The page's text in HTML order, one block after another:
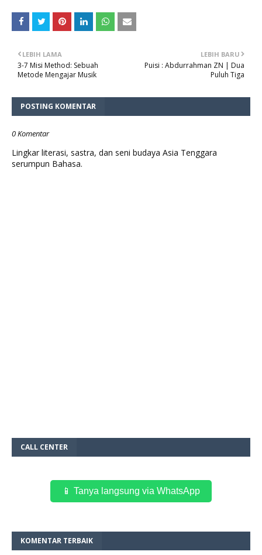
LEBIH BARU
Puisi : Abdurrahman ZN | Dua
Puluh Tiga
LEBIH LAMA
3-7 Misi Method: Sebuah
Metode Mengajar Musik
POSTING KOMENTAR
0 Komentar
Lingkar literasi, sastra, dan seni budaya Asia Tenggara
serumpun Bahasa.
CALL CENTER
📱 Tanya langsung via WhatsApp
KOMENTAR TERBAIK